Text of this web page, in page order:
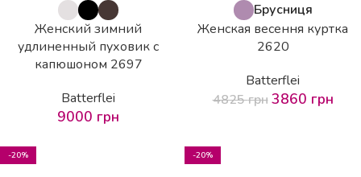
Женский зимний
удлиненный пуховик с
капюшоном 2697
Batterflei
9000 грн
Брусниця
Женская весення куртка
2620
Batterflei
4825грн 3860 грн
-20% -20%